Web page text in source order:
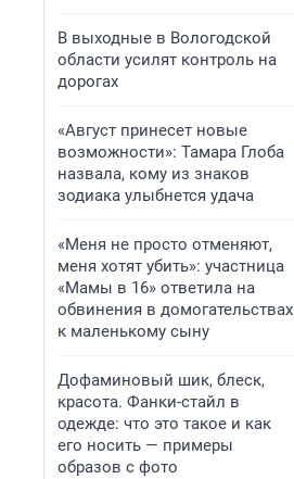
В выходные в Вологодской
области усилят контроль на
дорогах
«Август принесет новые
возможности»: Тамара Глоба
назвала, кому из знаков
зодиака улыбнется удача
«Меня не просто отменяют,
меня хотят убить»: участница
«Мамы в 16» ответила на
обвинения в домогательствах
к маленькому сыну
Дофаминовый шик, блеск,
красота. Фанки-стайл в
одежде: что это такое и как
его носить — примеры
образов с фото